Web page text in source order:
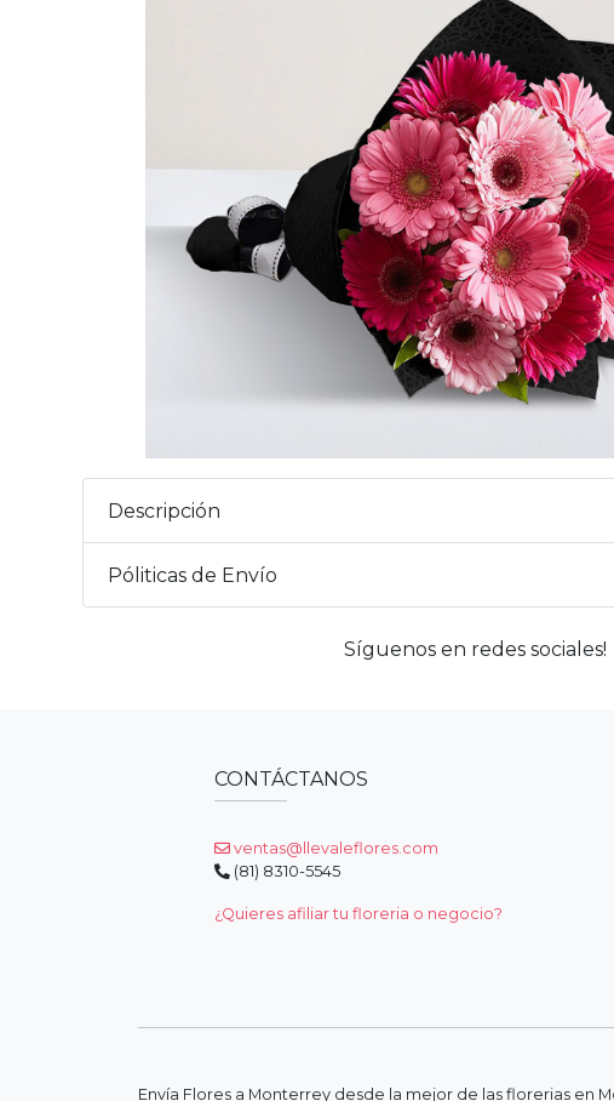
Descripción
Póliticas de Envío
Síguenos en redes sociales!
CONTÁCTANOS
ventas@llevaleflores.com
(81) 8310-5545
¿Quieres afiliar tu floreria o negocio?
Envía Flores a Monterrey desde la mejor de las florerias en